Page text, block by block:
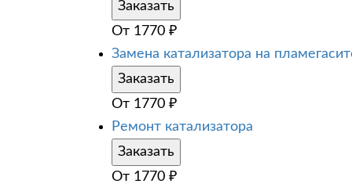
Заказать
От 1770 ₽
Замена катализатора на
Заказать
От 1770 ₽
Ремонт катализатора
Заказать
От 1770 ₽